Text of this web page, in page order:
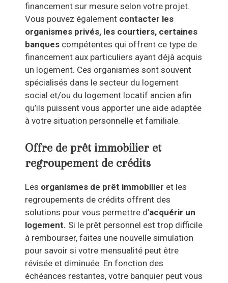
financement sur mesure selon votre projet.
Vous pouvez également contacter les
organismes privés, les courtiers, certaines
banques compétentes qui offrent ce type de
financement aux particuliers ayant déjà acquis
un logement. Ces organismes sont souvent
spécialisés dans le secteur du logement
social et/ou du logement locatif ancien afin
qu’ils puissent vous apporter une aide adaptée
à votre situation personnelle et familiale.
Offre de prêt immobilier et
regroupement de crédits
Les organismes de prêt immobilier et les
regroupements de crédits offrent des
solutions pour vous permettre d’acquérir un
logement. Si le prêt personnel est trop difficile
à rembourser, faites une nouvelle simulation
pour savoir si votre mensualité peut être
révisée et diminuée. En fonction des
échéances restantes, votre banquier peut vous